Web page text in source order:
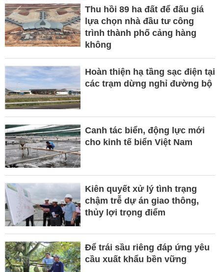
Thu hồi 89 ha đất để đấu giá
lựa chọn nhà đầu tư công
trình thành phố cảng hàng
không
Hoàn thiện hạ tầng sạc điện tại
các trạm dừng nghỉ đường bộ
Canh tác biển, động lực mới
cho kinh tế biển Việt Nam
Kiên quyết xử lý tình trạng
chậm trễ dự án giao thông,
thủy lợi trọng điểm
Để trái sầu riêng đáp ứng yêu
cầu xuất khẩu bền vững